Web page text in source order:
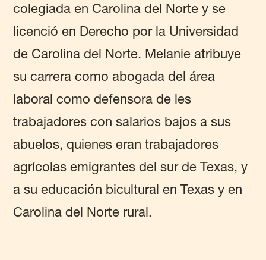
colegiada en Carolina del Norte y se
licenció en Derecho por la Universidad
de Carolina del Norte. Melanie atribuye
su carrera como abogada del área
laboral como defensora de les
trabajadores con salarios bajos a sus
abuelos, quienes eran trabajadores
agrícolas emigrantes del sur de Texas, y
a su educación bicultural en Texas y en
Carolina del Norte rural.